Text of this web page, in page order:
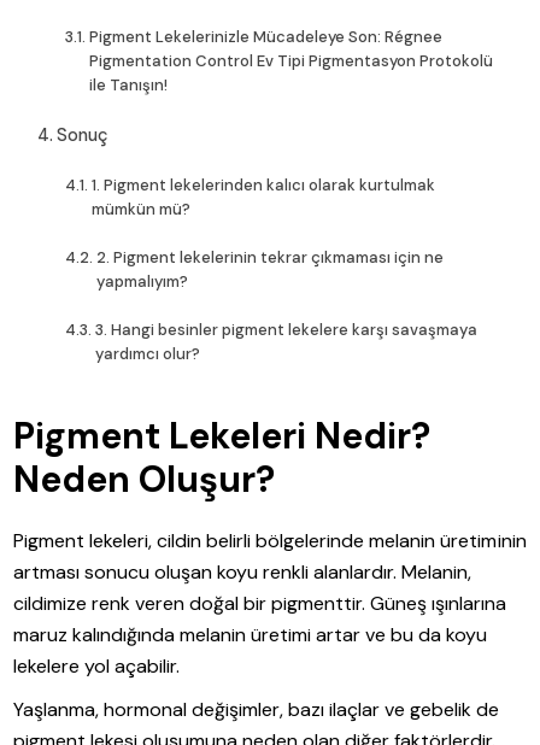
Pigment Lekelerinizle Mücadeleye Son: Régnee
Pigmentation Control Ev Tipi Pigmentasyon Protokolü
ile Tanışın!
Sonuç
1. Pigment lekelerinden kalıcı olarak kurtulmak
mümkün mü?
2. Pigment lekelerinin tekrar çıkmaması için ne
yapmalıyım?
3. Hangi besinler pigment lekelere karşı savaşmaya
yardımcı olur?
Pigment Lekeleri Nedir?
Neden Oluşur?
Pigment lekeleri, cildin belirli bölgelerinde melanin üretiminin
artması sonucu oluşan koyu renkli alanlardır. Melanin,
cildimize renk veren doğal bir pigmenttir. Güneş ışınlarına
maruz kalındığında melanin üretimi artar ve bu da koyu
lekelere yol açabilir.
Yaşlanma, hormonal değişimler, bazı ilaçlar ve gebelik de